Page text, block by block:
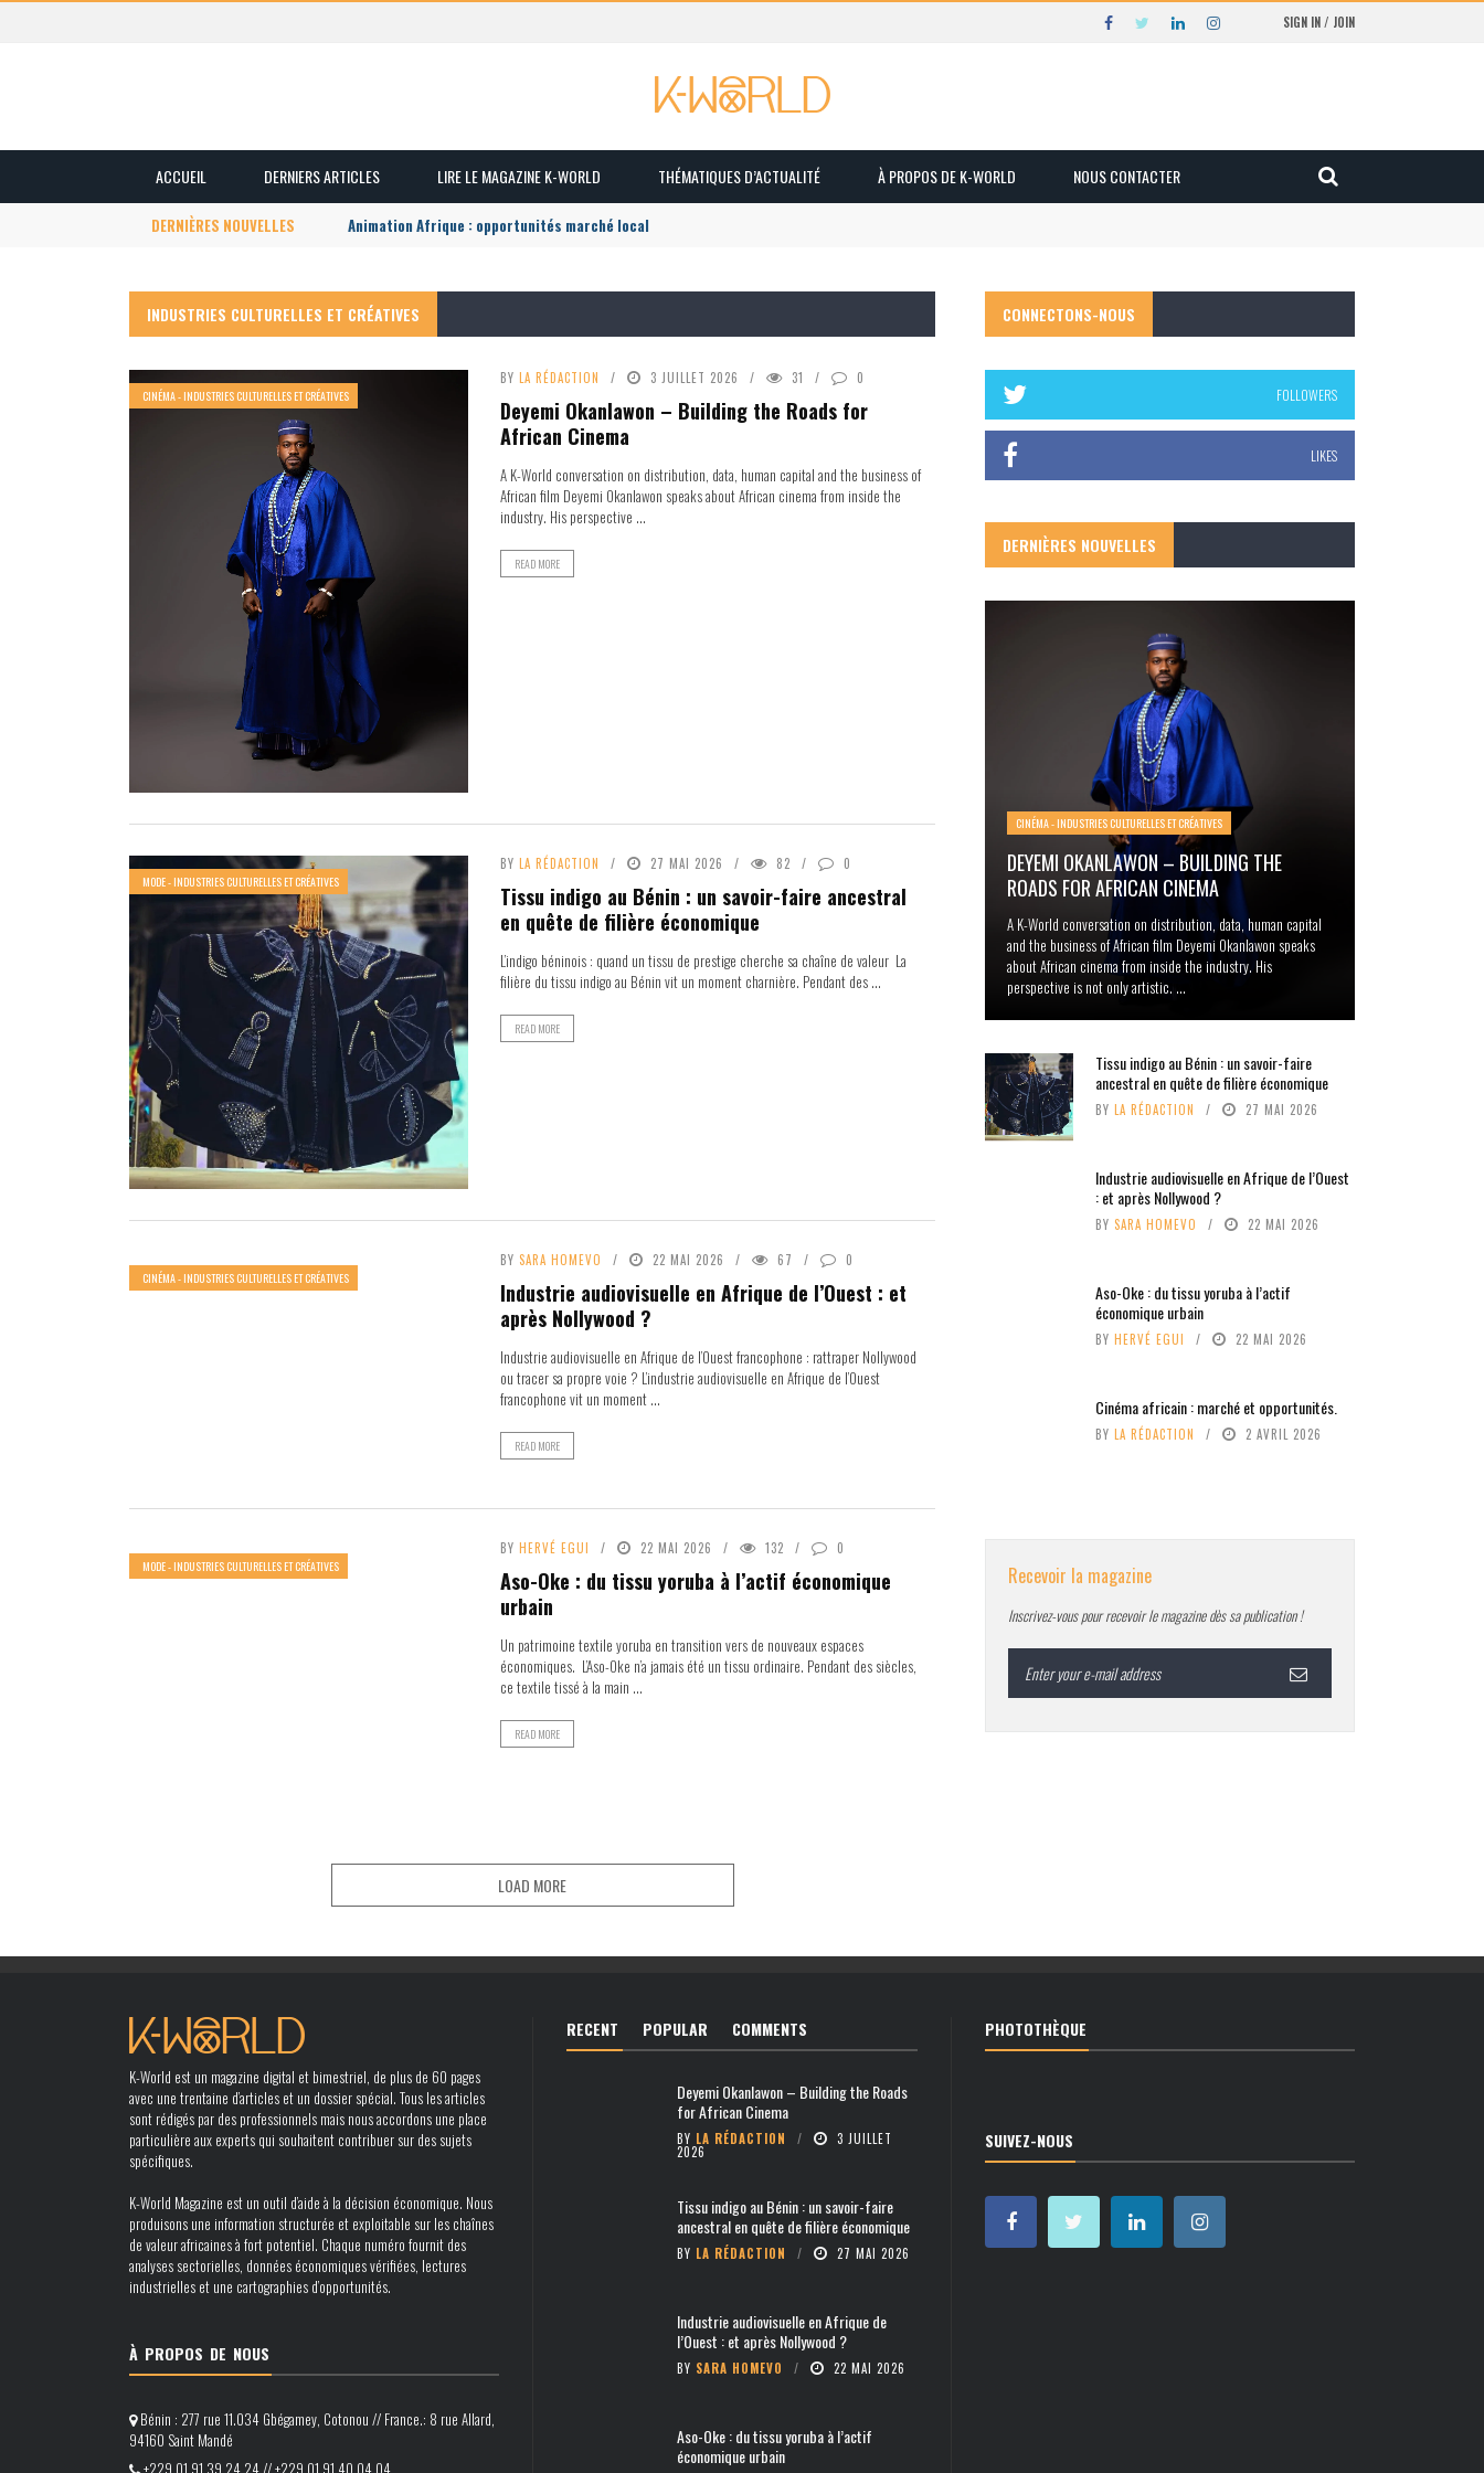
SIGN IN / JOIN
ACCUEIL DERNIERS ARTICLES LIRE LE MAGAZINE K-WORLD THÉMATIQUES D’ACTUALITÉ À PROPOS DE K-WORLD NOUS CONTACTER
DERNIÈRES NOUVELLES Animation Afrique : opportunités marché local
INDUSTRIES CULTURELLES ET CRÉATIVES
CINÉMA - INDUSTRIES CULTURELLES ET CRÉATIVES
BY LA RÉDACTION 3 JUILLET 2026 31 0
Deyemi Okanlawon – Building the Roads for
African Cinema
A K-World conversation on distribution, data, human capital and the business of
African film Deyemi Okanlawon speaks about African cinema from inside the
industry. His perspective ...
READ MORE
MODE - INDUSTRIES CULTURELLES ET CRÉATIVES
BY LA RÉDACTION 27 MAI 2026 82 0
Tissu indigo au Bénin : un savoir-faire ancestral
en quête de filière économique
L’indigo béninois : quand un tissu de prestige cherche sa chaîne de valeur La
filière du tissu indigo au Bénin vit un moment charnière. Pendant des ...
READ MORE
CINÉMA - INDUSTRIES CULTURELLES ET CRÉATIVES
BY SARA HOMEVO 22 MAI 2026 67 0
Industrie audiovisuelle en Afrique de l’Ouest : et
après Nollywood ?
Industrie audiovisuelle en Afrique de l’Ouest francophone : rattraper Nollywood
ou tracer sa propre voie ? L’industrie audiovisuelle en Afrique de l’Ouest
francophone vit un moment ...
READ MORE
MODE - INDUSTRIES CULTURELLES ET CRÉATIVES
BY HERVÉ EGUI 22 MAI 2026 132 0
Aso-Oke : du tissu yoruba à l’actif économique
urbain
Un patrimoine textile yoruba en transition vers de nouveaux espaces
économiques. L’Aso-Oke n’a jamais été un tissu ordinaire. Pendant des siècles,
ce textile tissé à la main ...
READ MORE
LOAD MORE
CONNECTONS-NOUS
FOLLOWERS
LIKES
DERNIÈRES NOUVELLES
CINÉMA - INDUSTRIES CULTURELLES ET CRÉATIVES
DEYEMI OKANLAWON – BUILDING THE
ROADS FOR AFRICAN CINEMA
A K-World conversation on distribution, data, human capital
and the business of African film Deyemi Okanlawon speaks
about African cinema from inside the industry. His
perspective is not only artistic. ...
Tissu indigo au Bénin : un savoir-faire
ancestral en quête de filière économique
BY LA RÉDACTION 27 MAI 2026
Industrie audiovisuelle en Afrique de l’Ouest
: et après Nollywood ?
BY SARA HOMEVO 22 MAI 2026
Aso-Oke : du tissu yoruba à l’actif
économique urbain
BY HERVÉ EGUI 22 MAI 2026
Cinéma africain : marché et opportunités.
BY LA RÉDACTION 2 AVRIL 2026
Recevoir la magazine
Inscrivez-vous pour recevoir le magazine dès sa publication !
K-World est un magazine digital et bimestriel, de plus de 60 pages
avec une trentaine d’articles et un dossier spécial. Tous les articles
sont rédigés par des professionnels mais nous accordons une place
particulière aux experts qui souhaitent contribuer sur des sujets
spécifiques.
K-World Magazine est un outil d’aide à la décision économique. Nous
produisons une information structurée et exploitable sur les chaînes
de valeur africaines à fort potentiel. Chaque numéro fournit des
analyses sectorielles, données économiques vérifiées, lectures
industrielles et une cartographies d’opportunités.
À PROPOS DE NOUS
Bénin : 277 rue 11.034 Gbégamey, Cotonou // France.: 8 rue Allard,
94160 Saint Mandé
RECENT POPULAR COMMENTS
Deyemi Okanlawon – Building the Roads
for African Cinema
BY LA RÉDACTION 3 JUILLET
2026
Tissu indigo au Bénin : un savoir-faire
ancestral en quête de filière économique
BY LA RÉDACTION 27 MAI 2026
Industrie audiovisuelle en Afrique de
l’Ouest : et après Nollywood ?
BY SARA HOMEVO 22 MAI 2026
Aso-Oke : du tissu yoruba à l’actif
économique urbain
PHOTOTHÈQUE
SUIVEZ-NOUS